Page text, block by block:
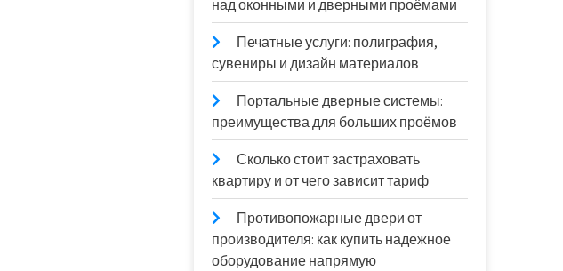
над оконными и дверными проёмами
Печатные услуги: полиграфия,
сувениры и дизайн материалов
Портальные дверные системы:
преимущества для больших проёмов
Сколько стоит застраховать
квартиру и от чего зависит тариф
Противопожарные двери от
производителя: как купить надежное
оборудование напрямую